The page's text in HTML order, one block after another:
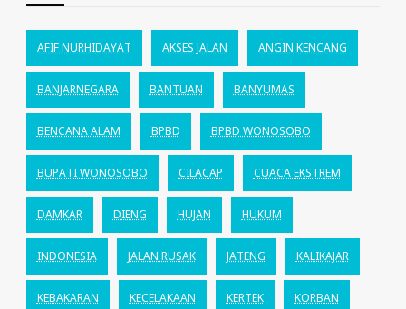
AFIF NURHIDAYAT AKSES JALAN ANGIN KENCANG
BANJARNEGARA BANTUAN BANYUMAS
BENCANA ALAM BPBD BPBD WONOSOBO
BUPATI WONOSOBO CILACAP CUACA EKSTREM
DAMKAR DIENG HUJAN HUKUM
INDONESIA JALAN RUSAK JATENG KALIKAJAR
KEBAKARAN KECELAKAAN KERTEK KORBAN